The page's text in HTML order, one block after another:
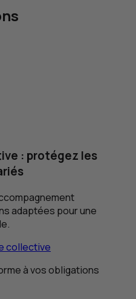
: protégez les
adaptées pour une
collective
à vos obligations